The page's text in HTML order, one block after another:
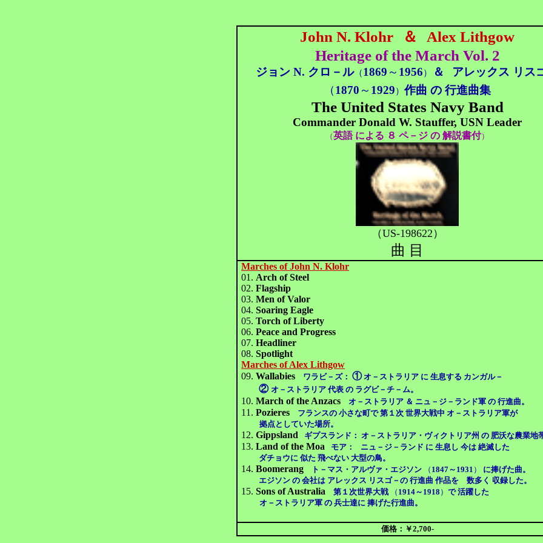
John N. Klohr ＆
Alex Lithgow
Heritage of the March Vol. 2
ジョン N. クロ－ル（1869 ～ 1956） ＆
アレックス リス
（1870 ～ 1929）作曲 の 行進曲集
The United States Navy Band
Commander Donald W. Stauffer, USN Leader
（英語 による ８ ペ－ジ の 解説書付）
（US-198622）
曲 目
Marches of John N. Klohr
01. Arch of Steel
02.Flagship
03.Men of Valor
04.Soaring Eagle
05.Torch of Liberty
06.Peace and Progress
07.Headliner
08.Spotlight
Marches of Alex Lithgow
09.Wallabies ワラビ－ズ： ①オ－ストラリア に 生息する カンガル－
②オ－ストラリア 代表 の ラグビ－チ－ム。
10.March of the Anzacs オ－ストラリア ＆ ニュ－ジ－ランド軍 の 行進曲。
11.Pozieres
フランスの 小さな町で 第１次 世界大戦中 オ－ストラリア軍が
拠点としていた場所。
12.Gippsland ギプスランド： オ－ストラリア・ヴィクトリア州 の 肥沃な農業地
13.Land of the Moa モア：
ニュ－ジ－ランド に 生息し 今は 絶滅した
ダチョウに 似た 飛べない 大型の鳥。
14.Boomerang ト－マス・アルヴァ・エジソン （ 1847～1931 ） に捧げた曲。
エジソン の 会社は アレックス リスゴ－の 行進曲 作品を 数多く 収録した。
15.Sons of Australia 第１次世界大戦 （ 1914～1918 ）で 活躍した
オ－ストラリア軍 の 兵士達に 捧げた行進曲。
価格：￥2,700-